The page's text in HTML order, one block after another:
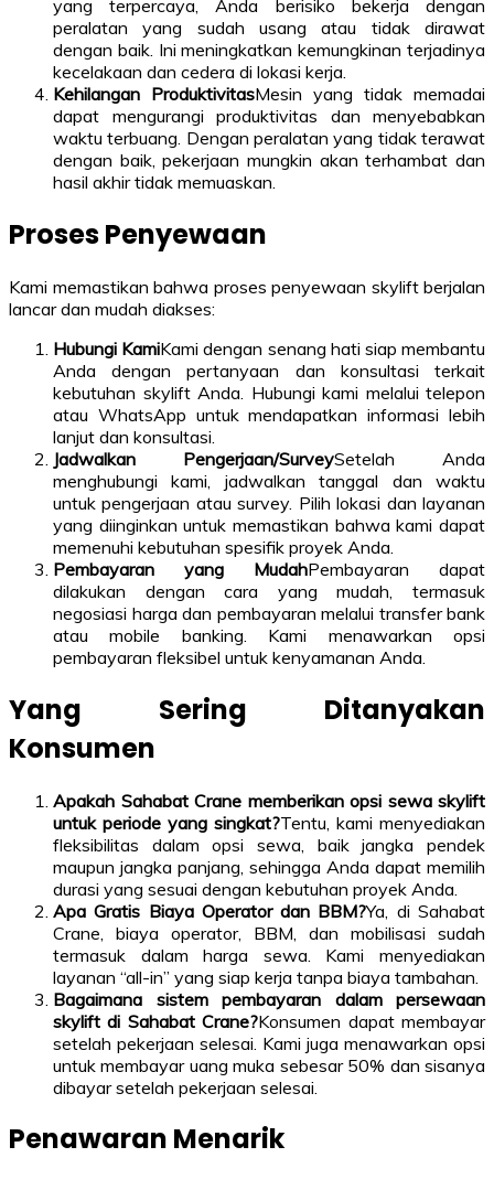
yang terpercaya, Anda berisiko bekerja dengan
peralatan yang sudah usang atau tidak dirawat
dengan baik. Ini meningkatkan kemungkinan terjadinya
kecelakaan dan cedera di lokasi kerja.
Kehilangan ProduktivitasMesin yang tidak memadai
dapat mengurangi produktivitas dan menyebabkan
waktu terbuang. Dengan peralatan yang tidak terawat
dengan baik, pekerjaan mungkin akan terhambat dan
hasil akhir tidak memuaskan.
Proses Penyewaan
Kami memastikan bahwa proses penyewaan skylift berjalan
lancar dan mudah diakses:
Hubungi KamiKami dengan senang hati siap membantu
Anda dengan pertanyaan dan konsultasi terkait
kebutuhan skylift Anda. Hubungi kami melalui telepon
atau WhatsApp untuk mendapatkan informasi lebih
lanjut dan konsultasi.
Jadwalkan Pengerjaan/SurveySetelah Anda
menghubungi kami, jadwalkan tanggal dan waktu
untuk pengerjaan atau survey. Pilih lokasi dan layanan
yang diinginkan untuk memastikan bahwa kami dapat
memenuhi kebutuhan spesifik proyek Anda.
Pembayaran yang MudahPembayaran dapat
dilakukan dengan cara yang mudah, termasuk
negosiasi harga dan pembayaran melalui transfer bank
atau mobile banking. Kami menawarkan opsi
pembayaran fleksibel untuk kenyamanan Anda.
Yang Sering Ditanyakan
Konsumen
Apakah Sahabat Crane memberikan opsi sewa skylift
untuk periode yang singkat?Tentu, kami menyediakan
fleksibilitas dalam opsi sewa, baik jangka pendek
maupun jangka panjang, sehingga Anda dapat memilih
durasi yang sesuai dengan kebutuhan proyek Anda.
Apa Gratis Biaya Operator dan BBM?Ya, di Sahabat
Crane, biaya operator, BBM, dan mobilisasi sudah
termasuk dalam harga sewa. Kami menyediakan
layanan “all-in” yang siap kerja tanpa biaya tambahan.
Bagaimana sistem pembayaran dalam persewaan
skylift di Sahabat Crane?Konsumen dapat membayar
setelah pekerjaan selesai. Kami juga menawarkan opsi
untuk membayar uang muka sebesar 50% dan sisanya
dibayar setelah pekerjaan selesai.
Penawaran Menarik